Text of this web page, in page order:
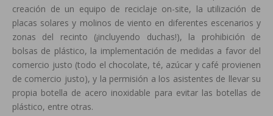
creación de un equipo de reciclaje on-site, la utilización de
placas solares y molinos de viento en diferentes escenarios y
zonas del recinto (¡incluyendo duchas!), la prohibición de
bolsas de plástico, la implementación de medidas a favor del
comercio justo (todo el chocolate, té, azúcar y café provienen
de comercio justo), y la permisión a los asistentes de llevar su
propia botella de acero inoxidable para evitar las botellas de
plástico, entre otras.